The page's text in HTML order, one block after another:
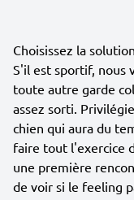
Choisissez la
S'il est sportif, nous
toute autre garde
assez sorti.
chien qui aura du
faire tout l'exercice
une première
de voir si le feeling